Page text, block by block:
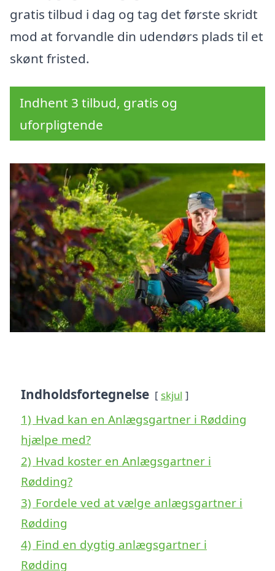
gratis tilbud i dag og tag det første skridt
mod at forvandle din udendørs plads til et
skønt fristed.
Indhent 3 tilbud, gratis og
uforpligtende
Indholdsfortegnelse skjul
1) Hvad kan en Anlægsgartner i Rødding
hjælpe med?
2) Hvad koster en Anlægsgartner i
Rødding?
3) Fordele ved at vælge anlægsgartner i
Rødding
4) Find en dygtig anlægsgartner i
Rødding